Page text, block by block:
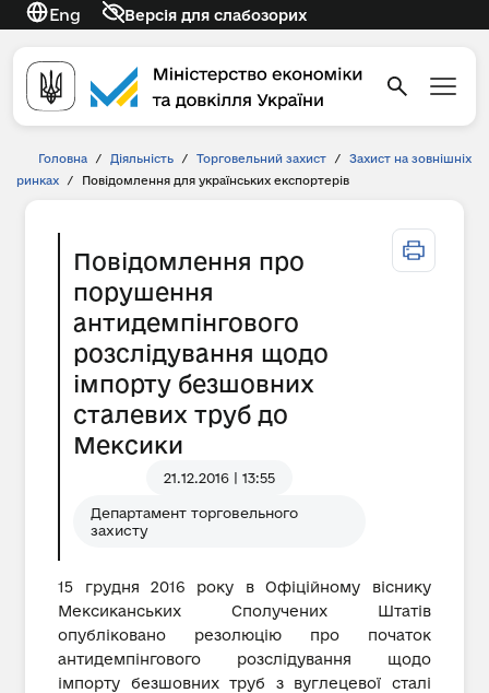
Eng Версія для слабозорих
Головна / Діяльність / Торговельний захист /
Захист на зовнішніх
ринках
/ Повідомлення для українських експортерів
Повідомлення про
порушення
антидемпінгового
розслідування щодо
імпорту безшовних
сталевих труб до
Мексики
21.12.2016 | 13:55
Департамент торговельного
захисту
15 грудня 2016 року в Офіційному віснику
Мексиканських Сполучених Штатів
опубліковано резолюцію про початок
антидемпінгового розслідування щодо
імпорту безшовних труб з вуглецевої сталі